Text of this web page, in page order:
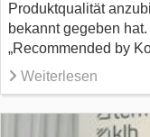
Produktqualität
bekannt gegeben
„Recommended by
Weiterlesen